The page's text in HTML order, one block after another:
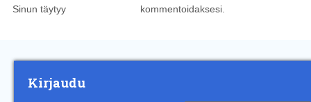
Sinun täytyy kommentoidaksesi.
Kirjaudu